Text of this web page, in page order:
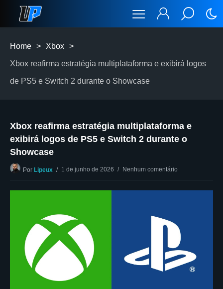
Home > Xbox >
Xbox reafirma estratégia multiplataforma e exibirá logos
de PS5 e Switch 2 durante o Showcase
Xbox reafirma estratégia multiplataforma e
exibirá logos de PS5 e Switch 2 durante o
Showcase
Por Lipeux 1 de junho de 2026 Nenhum comentário